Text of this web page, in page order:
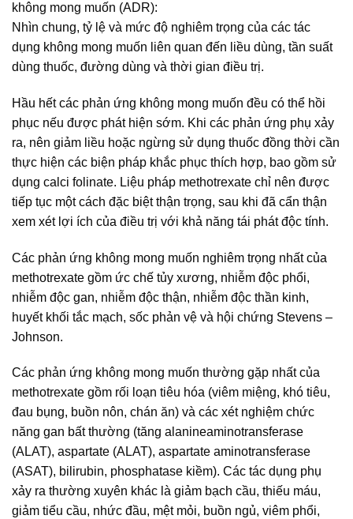
không mong muốn (ADR):
Nhìn chung, tỷ lệ và mức độ nghiêm trọng của các tác
dụng không mong muốn liên quan đến liều dùng, tần suất
dùng thuốc, đường dùng và thời gian điều trị.
Hầu hết các phản ứng không mong muốn đều có thể hồi
phục nếu được phát hiện sớm. Khi các phản ứng phụ xảy
ra, nên giảm liều hoặc ngừng sử dụng thuốc đồng thời cần
thực hiện các biện pháp khắc phục thích hợp, bao gồm sử
dụng calci folinate. Liệu pháp methotrexate chỉ nên được
tiếp tục một cách đặc biệt thận trọng, sau khi đã cẩn thận
xem xét lợi ích của điều trị với khả năng tái phát độc tính.
Các phản ứng không mong muốn nghiêm trọng nhất của
methotrexate gồm ức chế tủy xương, nhiễm độc phổi,
nhiễm độc gan, nhiễm độc thận, nhiễm độc thần kinh,
huyết khối tắc mạch, sốc phản vệ và hội chứng Stevens –
Johnson.
Các phản ứng không mong muốn thường gặp nhất của
methotrexate gồm rối loạn tiêu hóa (viêm miệng, khó tiêu,
đau bụng, buồn nôn, chán ăn) và các xét nghiệm chức
năng gan bất thường (tăng alanineaminotransferase
(ALAT), aspartate (ALAT), aspartate aminotransferase
(ASAT), bilirubin, phosphatase kiềm). Các tác dụng phụ
xảy ra thường xuyên khác là giảm bạch cầu, thiếu máu,
giảm tiểu cầu, nhức đầu, mệt mỏi, buồn ngủ, viêm phổi,